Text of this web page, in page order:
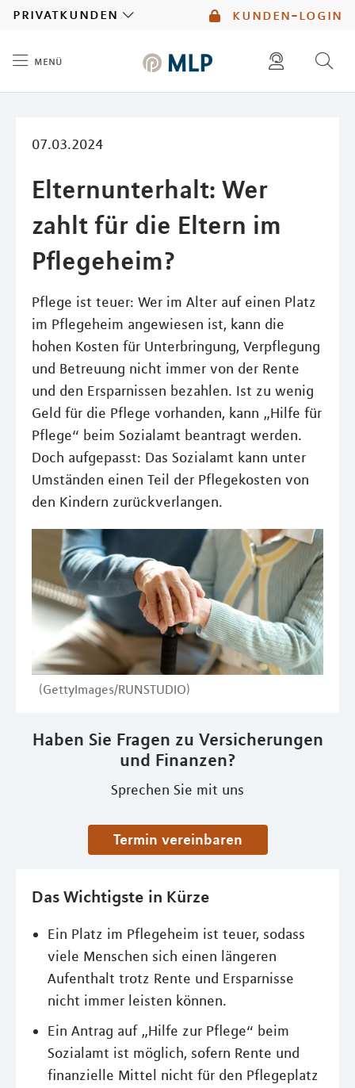
kunden-login
privatkunden
menü
07.03.2024
Elternunterhalt: Wer
zahlt für die Eltern im
Pflegeheim?
Pflege ist teuer: Wer im Alter auf einen Platz
im Pflegeheim angewiesen ist, kann die
hohen Kosten für Unterbringung, Verpflegung
und Betreuung nicht immer von der Rente
und den Ersparnissen bezahlen. Ist zu wenig
Geld für die Pflege vorhanden, kann „Hilfe für
Pflege“ beim Sozialamt beantragt werden.
Doch aufgepasst: Das Sozialamt kann unter
Umständen einen Teil der Pflegekosten von
den Kindern zurückverlangen.
(GettyImages/RUNSTUDIO)
Haben Sie Fragen zu Versicherungen
und Finanzen?
Sprechen Sie mit uns
Termin vereinbaren
Das Wichtigste in Kürze
Ein Platz im Pflegeheim ist teuer, sodass
viele Menschen sich einen längeren
Aufenthalt trotz Rente und Ersparnisse
nicht immer leisten können.
Ein Antrag auf „Hilfe zur Pflege“ beim
Sozialamt ist möglich, sofern Rente und
finanzielle Mittel nicht für den Pflegeplatz